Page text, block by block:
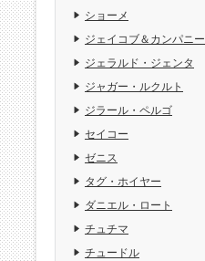
ショーメ
ジェイコブ＆カンパニー
ジェラルド・ジェンタ
ジャガー・ルクルト
ジラール・ペルゴ
セイコー
ゼニス
タグ・ホイヤー
ダニエル・ロート
チュチマ
チュードル